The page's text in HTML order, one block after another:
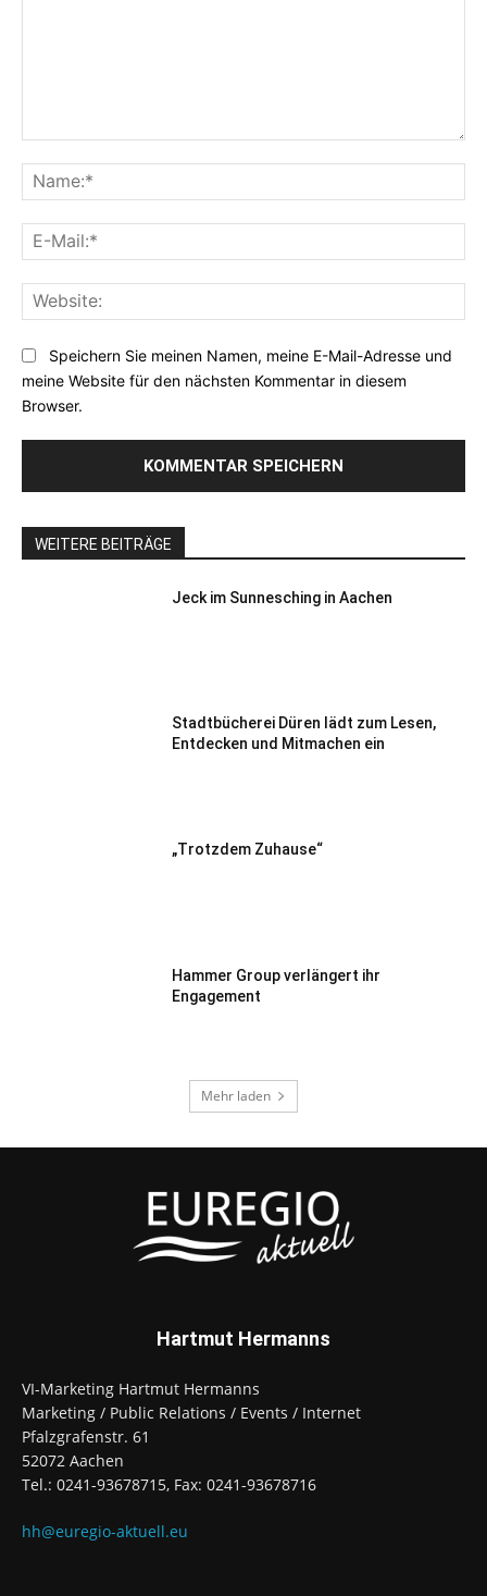
Speichern Sie meinen Namen, meine E-Mail-Adresse und
meine Website für den nächsten Kommentar in diesem
Browser.
WEITERE BEITRÄGE
Jeck im Sunnesching in Aachen
Stadtbücherei Düren lädt zum Lesen,
Entdecken und Mitmachen ein
„Trotzdem Zuhause“
Hammer Group verlängert ihr
Engagement
Mehr laden
Hartmut Hermanns
VI-Marketing Hartmut Hermanns
Marketing / Public Relations / Events / Internet
Pfalzgrafenstr. 61
52072 Aachen
Tel.: 0241-93678715, Fax: 0241-93678716
hh@euregio-aktuell.eu